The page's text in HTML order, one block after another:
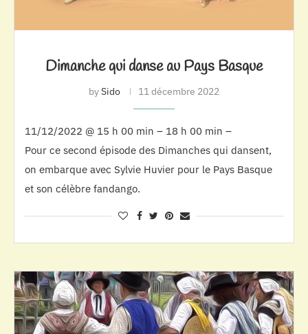
Dimanche qui danse au Pays Basque
bySido 11 décembre 2022
11/12/2022 @ 15 h 00 min – 18 h 00 min –
Pour ce second épisode des Dimanches qui dansent,
on embarque avec Sylvie Huvier pour le Pays Basque
et son célèbre fandango.